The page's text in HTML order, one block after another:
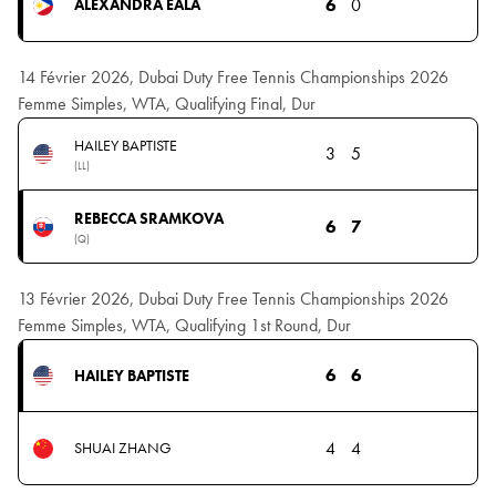
ALEXANDRA EALA 6 0
14 Février 2026, Dubai Duty Free Tennis Championships 2026
Femme Simples, WTA, Qualifying Final, Dur
HAILEY BAPTISTE
(LL)
3 5
REBECCA SRAMKOVA
(Q)
6 7
13 Février 2026, Dubai Duty Free Tennis Championships 2026
Femme Simples, WTA, Qualifying 1st Round, Dur
HAILEY BAPTISTE 6 6
SHUAI ZHANG 4 4